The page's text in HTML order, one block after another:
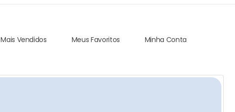
Mais Vendidos Meus Favoritos Minha Conta